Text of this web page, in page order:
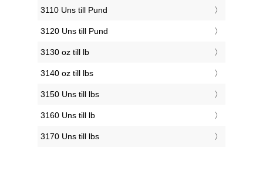
3110 Uns till Pund
3120 Uns till Pund
3130 oz till lb
3140 oz till lbs
3150 Uns till lbs
3160 Uns till lb
3170 Uns till lbs